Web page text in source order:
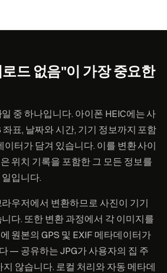
드 없음"이 가장 중요한
중 하나입니다. 아이폰 HEIC에는 사
좌표, 날짜와 시간, 기기 정보까지 포함
이터가 담겨 있습니다. 이를 변환 사이
위치 기록을 포함한 그 모든 정보를
입니다.
우저에서 변환하므로 사진이 기기
다. 또한 변환 과정에서 각 이미지를
원본의 GPS 및 EXIF 메타데이터가
— 공유하는 JPG가 사용자의 집 주
않습니다. 로컬 처리와 자동 메타데